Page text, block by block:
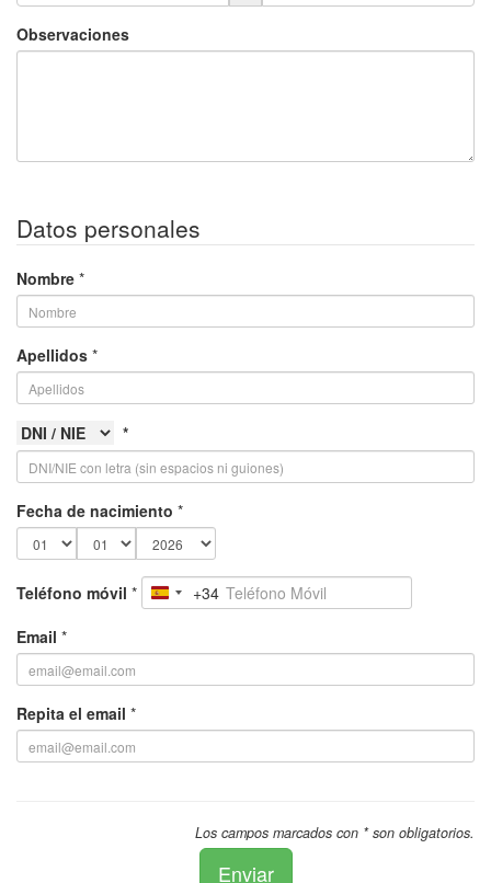
Observaciones
Datos personales
Nombre *
Apellidos *
*
Fecha de nacimiento *
Teléfono móvil *
Spain+34
Email *
Repita el email *
Los campos marcados con * son obligatorios.
Enviar